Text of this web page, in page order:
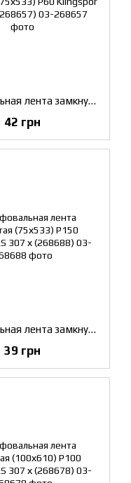
Шлифовальная лента замкнутая (75х533) P60 Klingspor LS 307 х (268657)
42 грн
Шлифовальная лента замкнутая (75х533) P150 Klingspor LS 307 х (268688)
39 грн